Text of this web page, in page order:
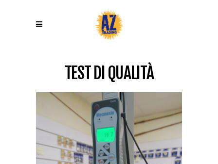
TEST DI QUALITÀ